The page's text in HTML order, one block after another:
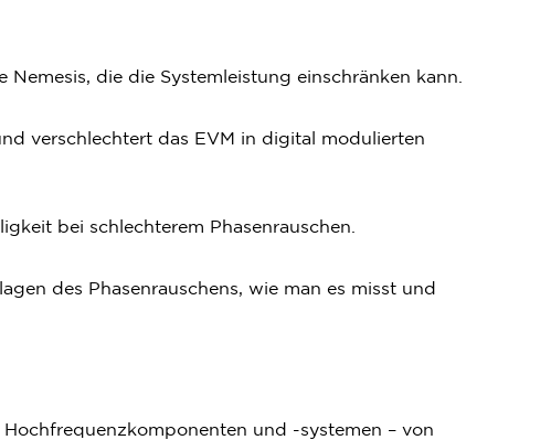
die die Systemleistung einschränken kann.
verschlechtert das EVM in digital modulierten
bei schlechterem Phasenrauschen.
des Phasenrauschens, wie man es misst und
und -systemen – von